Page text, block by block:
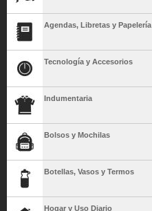
Agendas, Libretas y Papelería
Tecnología y Accesorios
Indumentaria
Bolsos y Mochilas
Botellas, Vasos y Termos
Hogar y Uso Diario